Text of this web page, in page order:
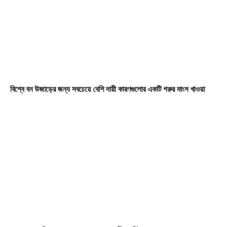
বিশ্বে বন উজাড়ের জন্য সবচেয়ে বেশি দায়ী কারণগুলোর একটি গরুর মাংস খাওয়া